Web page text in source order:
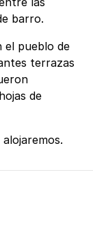
barro.
el pueblo de
terrazas
de